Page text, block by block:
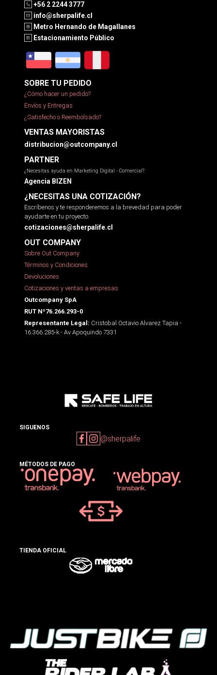
+56 2 2244 3777
info@sherpalife.cl
Metro Hernando de Magallanes
Estacionamiento Público
SOBRE TU PEDIDO
¿Cómo hacer un pedido?
Envíos y Entregas
¿Satisfecho o Reembolsado?
VENTAS MAYORISTAS
distribucion@outcompany.cl
PARTNER
¿Necesitas ayuda en Marketing Digital - Comercial?
Agencia BIZEN
¿NECESITAS UNA COTIZACIÓN?
Escríbenos y te responderemos a la brevedad para poder
ayudarte en tu proyecto.
cotizaciones@sherpalife.cl
OUT COMPANY
Sobre Out Company
Términos y Condiciones
Devoluciones
Cotizaciones y ventas a empresas
Outcompany SpA
RUT Nº76.266.293-0
Representante Legal: Cristobal Octavio Alvarez Tapia -
16.366.285-k - Av Apoquindo 7331
SIGUENOS
@sherpalife
MÉTODOS DE PAGO
TIENDA OFICIAL